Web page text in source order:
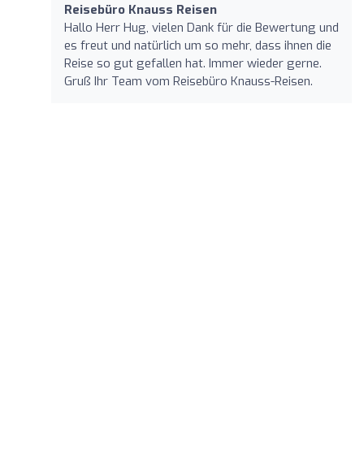
Reisebüro Knauss Reisen
Hallo Herr Hug, vielen Dank für die Bewertung und
es freut und natürlich um so mehr, dass ihnen die
Reise so gut gefallen hat. Immer wieder gerne.
Gruß Ihr Team vom Reisebüro Knauss-Reisen.